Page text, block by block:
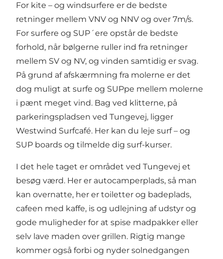
For kite – og windsurfere er de bedste
retninger mellem VNV og NNV og over 7m/s.
For surfere og SUP´ere opstår de bedste
forhold, når bølgerne ruller ind fra retninger
mellem SV og NV, og vinden samtidig er svag.
På grund af afskærmning fra molerne er det
dog muligt at surfe og SUPpe mellem molerne
i pænt meget vind. Bag ved klitterne, på
parkeringspladsen ved Tungevej, ligger
Westwind Surfcafé. Her kan du leje surf – og
SUP boards og tilmelde dig surf-kurser.
I det hele taget er området ved Tungevej et
besøg værd. Her er autocamperplads, så man
kan overnatte, her er toiletter og badeplads,
cafeen med kaffe, is og udlejning af udstyr og
gode muligheder for at spise madpakker eller
selv lave maden over grillen. Rigtig mange
kommer også forbi og nyder solnedgangen